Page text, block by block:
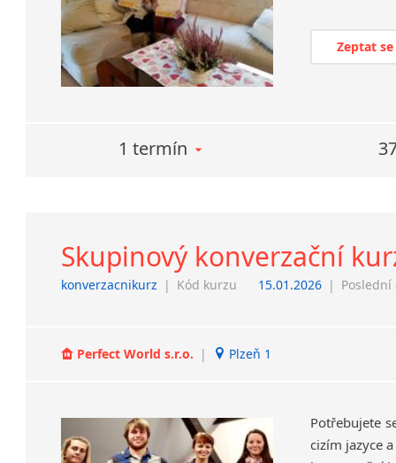
Zeptat
1 termín
Skupinový konverzační
konverzacnikurz | Kód kurzu 15.01.2026 |
Perfect World s.r.o. | Plzeň 1
Potřebujete
cizím jazyce